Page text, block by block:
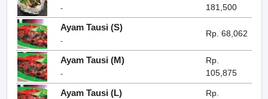
-
181,500
Ayam Tausi (S)
-
Rp. 68,062
Ayam Tausi (M)
-
Rp.
105,875
Ayam Tausi (L)
Rp.